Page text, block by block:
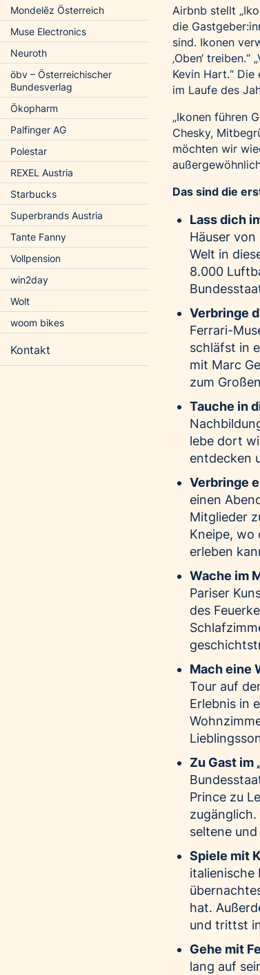
Mondelēz Österreich
Muse Electronics
Neuroth
öbv – Österreichischer
Bundesverlag
Ökopharm
Palfinger AG
Polestar
REXEL Austria
Starbucks
Superbrands Austria
Tante Fanny
Vollpension
win2day
Wolt
woom bikes
Kontakt
Airbnb stellt
die
sind. Ikonen
‚Oben‘
Kevin Hart.“
im Laufe des
„Ikonen führen
Chesky,
möchten wir
Das sind die
Lass dich
Häuser
Welt in
8.000
Verbringe
Ferrari-
schläfst in
mit Marc
zum
Tauche in
lebe dort
entdecken
Verbringe
einen
Mitglieder
Kneipe, wo
erleben
Wache im
Pariser
des
Mach eine
Tour auf
Erlebnis in
Zu Gast im
Prince zu
zugänglich.
seltene
Spiele mit
italienische
hat.
und trittst
Gehe mit
lang auf